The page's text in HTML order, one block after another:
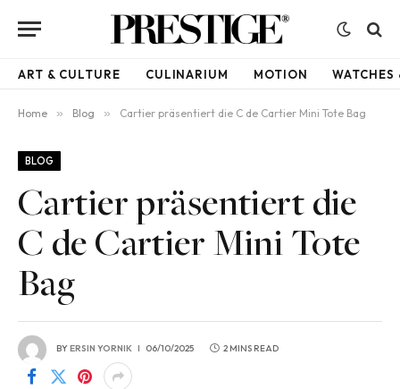
ART & CULTURE CULINARIUM MOTION WATCHES
Home » Blog » Cartier präsentiert die C de Cartier Mini Tote Bag
BLOG
Cartier präsentiert die
C de Cartier Mini Tote
Bag
BYERSIN YORNIK 06/10/2025 2 MINS READ